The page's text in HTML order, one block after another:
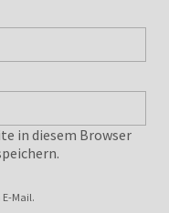
in diesem Browser
Mail.